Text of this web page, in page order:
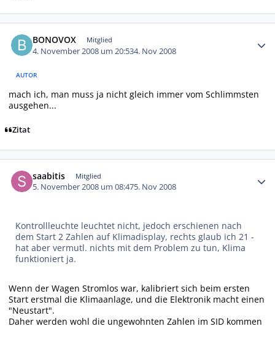
BONOVOX Mitglied
4. November 2008 um 20:534. Nov 2008
AUTOR
mach ich, man muss ja nicht gleich immer vom Schlimmsten
ausgehen...
Zitat
saabitis Mitglied
5. November 2008 um 08:475. Nov 2008
Kontrollleuchte leuchtet nicht, jedoch erschienen nach
dem Start 2 Zahlen auf Klimadisplay, rechts glaub ich 21 -
hat aber vermutl. nichts mit dem Problem zu tun, Klima
funktioniert ja.
Wenn der Wagen Stromlos war, kalibriert sich beim ersten
Start erstmal die Klimaanlage, und die Elektronik macht einen
"Neustart".
Daher werden wohl die ungewohnten Zahlen im SID kommen